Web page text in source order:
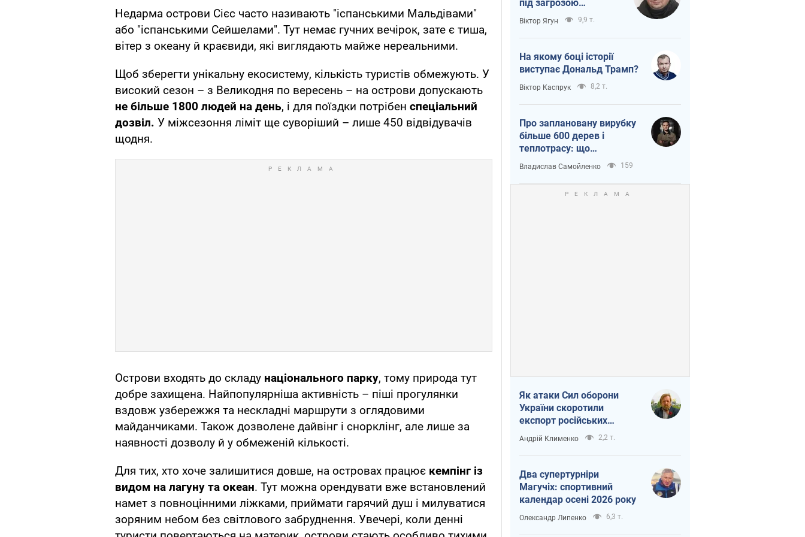
Недарма острови Сієс часто називають "іспанськими Мальдівами"
або "іспанськими Сейшелами". Тут немає гучних вечірок, зате є тиша,
вітер з океану й краєвиди, які виглядають майже нереальними.
Щоб зберегти унікальну екосистему, кількість туристів обмежують. У
високий сезон – з Великодня по вересень – на острови допускають
не більше 1800 людей на день, і для поїздки потрібен спеціальний
дозвіл. У міжсезоння ліміт ще суворіший – лише 450 відвідувачів
щодня.
Острови входять до складу національного парку, тому природа тут
добре захищена. Найпопулярніша активність – піші прогулянки
вздовж узбережжя та нескладні маршрути з оглядовими
майданчиками. Також дозволене дайвінг і снорклінг, але лише за
наявності дозволу й у обмеженій кількості.
Для тих, хто хоче залишитися довше, на островах працює кемпінг із
видом на лагуну та океан. Тут можна орендувати вже встановлений
намет з повноцінними ліжками, приймати гарячий душ і милуватися
зоряним небом без світлового забруднення. Увечері, коли денні
під загрозою
критична логістика
Віктор Ягун 9,9 т.
На якому боці історії
виступає Дональд Трамп?
Віктор Каспрук 8,2 т.
Про заплановану вирубку
більше 600 дерев і
теплотрасу: що
відбувається на Теремках
у Києві
Владислав Самойленко 159
Як атаки Сил оборони
України скоротили
експорт російських
нафтопродуктів
Андрій Клименко 2,2 т.
Два супертурніри
Магучіх: спортивний
календар осені 2026 року
Олександр Липенко 6,3 т.